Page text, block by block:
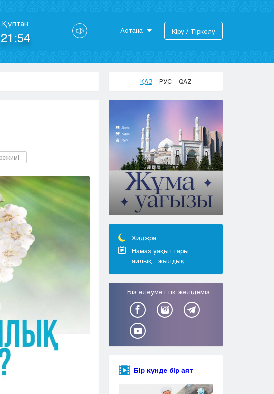
Құптан
21:54 Астана
Актобе
Караганда
Кокшетау
Костанай
Кызылорда
Павлодар
Петропавловск
Семей
Талдыкорган
Тараз
Туркестан
Уральск
Усть-Каменогорск
Шымкент
Кіру / Тіркелу
ҚАЗ РУС QAZ
Хиджра
Намаз уақыттары
айлық
жылдық
Біз әлеуметтік желідеміз
Бір күнде бір аят